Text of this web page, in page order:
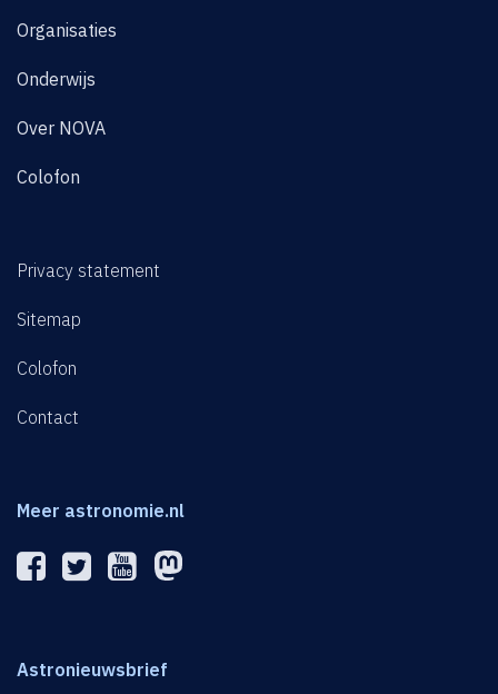
Organisaties
Onderwijs
Over NOVA
Colofon
Privacy statement
Sitemap
Colofon
Contact
Meer astronomie.nl
Astronieuwsbrief